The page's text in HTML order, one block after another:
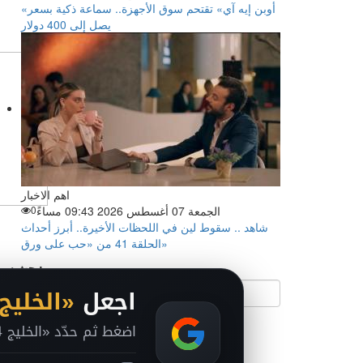
«أوبن إيه آي» تقتحم سوق الأجهزة.. سماعة ذكية بسعر
يصل إلى 400 دولار
اهم الاخبار
الجمعة 07 أغسطس 2026 09:43 مساءً
0
شاهد .. سقوط لين في اللحظات الأخيرة.. أبرز أحداث
الحلقة 41 من «حب على ورق»
بحث سريع:
اجعل «الخليج 24»
اضغط ثم حدّد «الخليج 24» داخل Google ليصبح من مصادرك المفضلة.